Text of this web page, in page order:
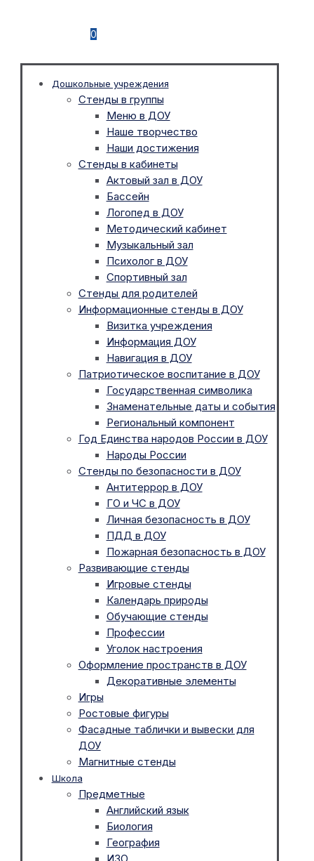
0
Дошкольные учреждения
Стенды в группы
Меню в ДОУ
Наше творчество
Наши достижения
Стенды в кабинеты
Актовый зал в ДОУ
Бассейн
Логопед в ДОУ
Методический кабинет
Музыкальный зал
Психолог в ДОУ
Спортивный зал
Стенды для родителей
Информационные стенды в ДОУ
Визитка учреждения
Информация ДОУ
Навигация в ДОУ
Патриотическое воспитание в ДОУ
Государственная символика
Знаменательные даты и события
Региональный компонент
Год Единства народов России в ДОУ
Народы России
Стенды по безопасности в ДОУ
Антитеррор в ДОУ
ГО и ЧС в ДОУ
Личная безопасность в ДОУ
ПДД в ДОУ
Пожарная безопасность в ДОУ
Развивающие стенды
Игровые стенды
Календарь природы
Обучающие стенды
Профессии
Уголок настроения
Оформление пространств в ДОУ
Декоративные элементы
Игры
Ростовые фигуры
Фасадные таблички и вывески для
ДОУ
Магнитные стенды
Школа
Предметные
Английский язык
Биология
География